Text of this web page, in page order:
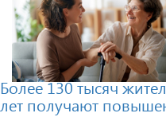
Более 130 тысяч
лет получают